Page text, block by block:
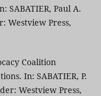
SABATIER, Paul A.
Westview Press,
Coalition
In: SABATIER, P.
Westview Press,